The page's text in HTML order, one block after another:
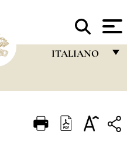
ITALIANO
ITALIANO